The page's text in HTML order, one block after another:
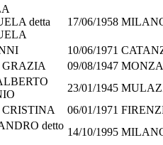
detta
17/06/1958
10/06/1971
09/08/1947 MONZA
23/01/1945
06/01/1971
detto
14/10/1995